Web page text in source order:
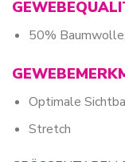
50%
Optimale
Stretch